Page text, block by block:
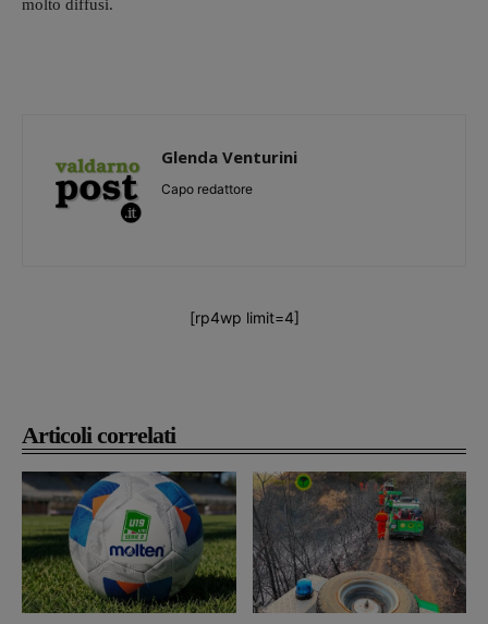
Articoli correlati
molto diffusi.
Glenda Venturini
Capo redattore
[rp4wp limit=4]